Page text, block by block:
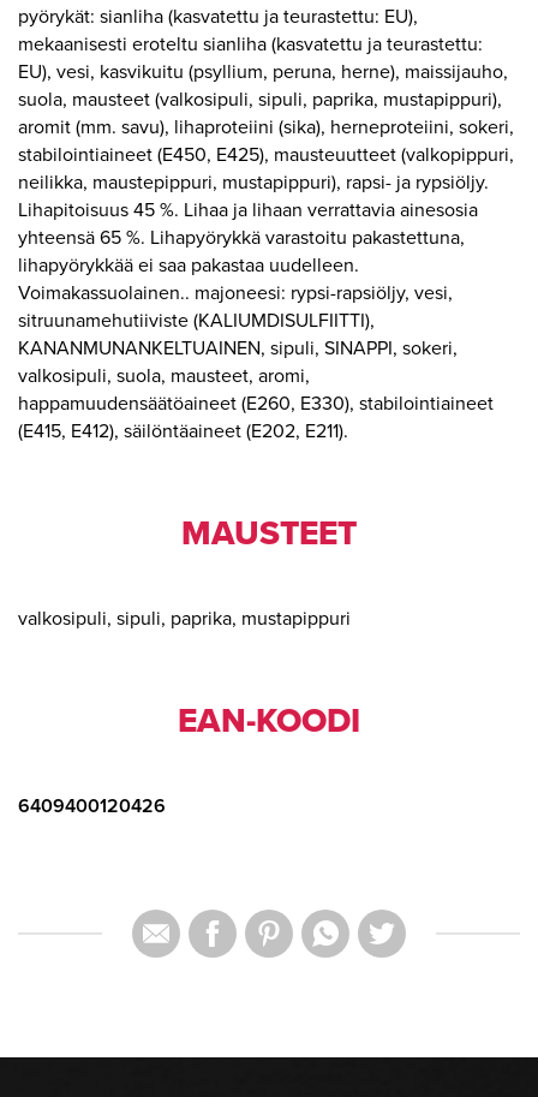
pyörykät: sianliha (kasvatettu ja teurastettu: EU),
mekaanisesti eroteltu sianliha (kasvatettu ja teurastettu:
EU), vesi, kasvikuitu (psyllium, peruna, herne), maissijauho,
suola, mausteet (valkosipuli, sipuli, paprika, mustapippuri),
aromit (mm. savu), lihaproteiini (sika), herneproteiini, sokeri,
stabilointiaineet (E450, E425), mausteuutteet (valkopippuri,
neilikka, maustepippuri, mustapippuri), rapsi- ja rypsiöljy.
Lihapitoisuus 45 %. Lihaa ja lihaan verrattavia ainesosia
yhteensä 65 %. Lihapyörykkä varastoitu pakastettuna,
lihapyörykkää ei saa pakastaa uudelleen.
Voimakassuolainen.. majoneesi: rypsi-rapsiöljy, vesi,
sitruunamehutiiviste (KALIUMDISULFIITTI),
KANANMUNANKELTUAINEN, sipuli, SINAPPI, sokeri,
valkosipuli, suola, mausteet, aromi,
happamuudensäätöaineet (E260, E330), stabilointiaineet
(E415, E412), säilöntäaineet (E202, E211).
MAUSTEET
valkosipuli, sipuli, paprika, mustapippuri
EAN-KOODI
6409400120426